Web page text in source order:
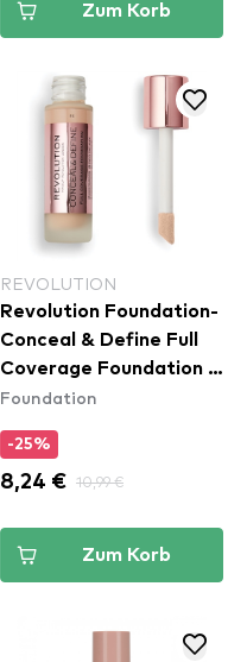
Zum Korb
REVOLUTION
Revolution Foundation-
Conceal & Define Full
Coverage Foundation -
F5
Foundation
-25%
8,24 € 10,99 €
Zum Korb